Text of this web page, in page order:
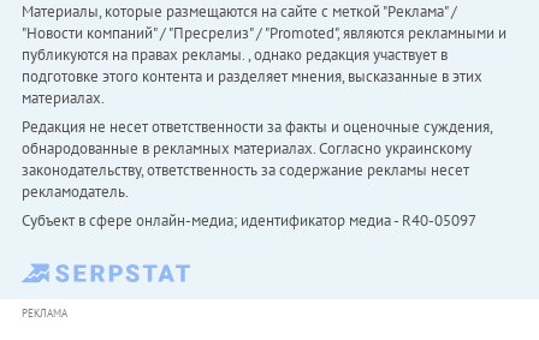
Материалы, которые размещаются на сайте с меткой "Реклама" /
"Новости компаний" / "Пресрелиз" / "Promoted", являются рекламными и
публикуются на правах рекламы. , однако редакция участвует в
подготовке этого контента и разделяет мнения, высказанные в этих
материалах.
Редакция не несет ответственности за факты и оценочные суждения,
обнародованные в рекламных материалах. Согласно украинскому
законодательству, ответственность за содержание рекламы несет
рекламодатель.
Субъект в сфере онлайн-медиа; идентификатор медиа - R40-05097
РЕКЛАМА